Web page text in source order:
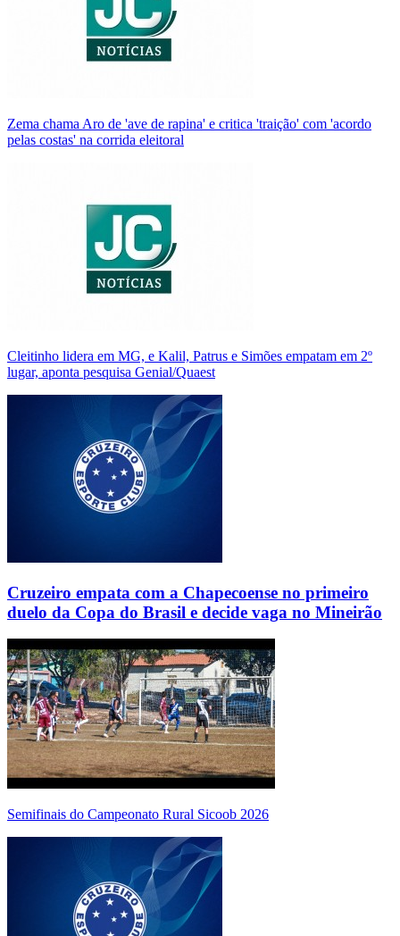
Zema chama Aro de 'ave de rapina' e critica 'traição' com 'acordo
pelas costas' na corrida eleitoral
Cleitinho lidera em MG, e Kalil, Patrus e Simões empatam em 2º
lugar, aponta pesquisa Genial/Quaest
Cruzeiro empata com a Chapecoense no primeiro
duelo da Copa do Brasil e decide vaga no Mineirão
Semifinais do Campeonato Rural Sicoob 2026